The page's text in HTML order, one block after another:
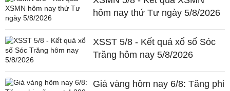
hôm nay thứ Tư ngày 5/8/2026
XSST 5/8 - Kết quả xổ số Sóc
Trăng hôm nay 5/8/2026
Giá vàng hôm nay 6/8: Tăng phi